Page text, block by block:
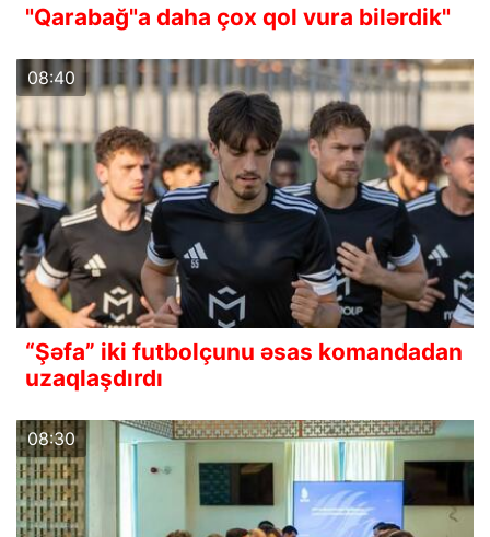
"Qarabağ"a daha çox qol vura bilərdik"
08:40
“Şəfa” iki futbolçunu əsas komandadan
uzaqlaşdırdı
08:30